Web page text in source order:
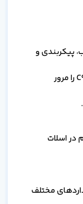
پیکربندی و
استفاده از کارت ماژول سیسکو C9300X-NM-2C را مرور
در اسلات
مختلف